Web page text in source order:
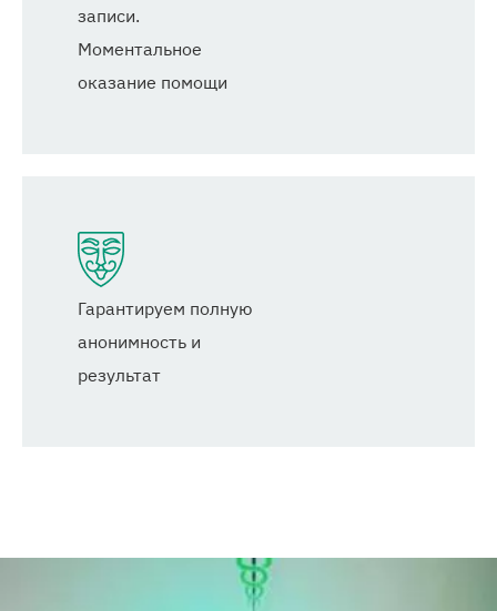
записи.
Моментальное
оказание помощи
Гарантируем полную
анонимность и
результат